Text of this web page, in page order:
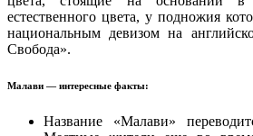
естественного цвета, у подножия
национальным девизом на
Свобода».
Малави — интересные факты:
Название «Малави»